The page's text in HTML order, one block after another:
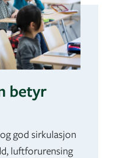
betyr
god sirkulasjon
luftforurensing